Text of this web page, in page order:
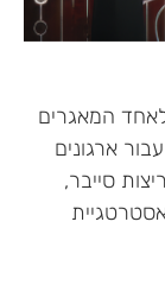
המאגרים
ארגונים
סייבר,